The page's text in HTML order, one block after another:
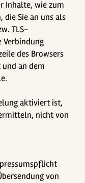
Inhalte, wie zum
die Sie an uns als
TLS-
Verbindung
des Browsers
an dem
aktiviert ist,
nicht von
von